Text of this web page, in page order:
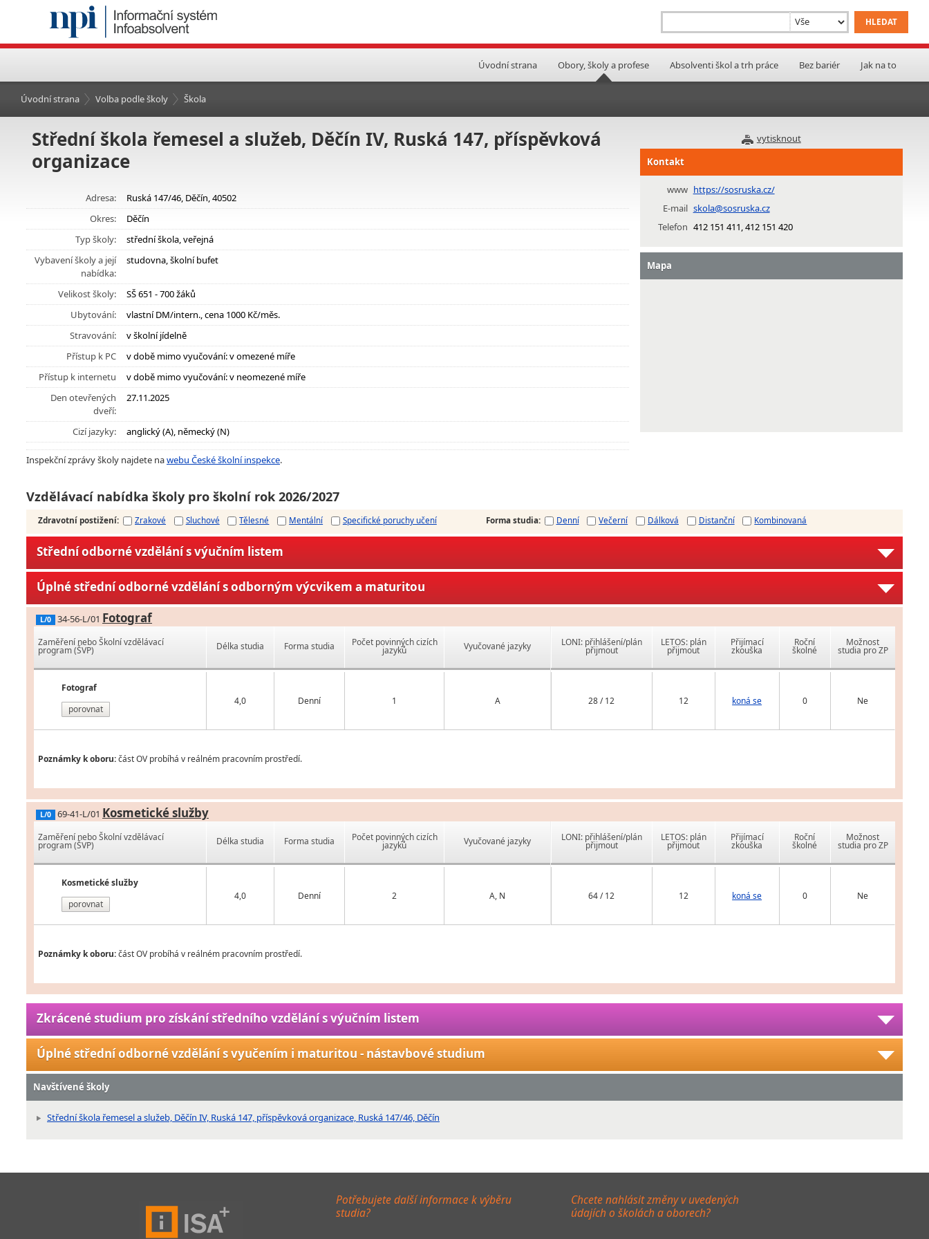
Úvodní strana Obory, školy a profese Absolventi škol a trh práce Bez bariér Jak na to
Úvodní strana Volba podle školy Škola
vytisknout
Střední škola řemesel a služeb, Děčín IV, Ruská 147, příspěvková
organizace
Adresa:
Ruská 147/46, Děčín, 40502
Okres:
Děčín
Typ školy:
střední škola, veřejná
Vybavení školy a její
nabídka:
studovna, školní bufet
Velikost školy:
SŠ 651 - 700 žáků
Ubytování:
vlastní DM/intern., cena 1000 Kč/měs.
Stravování:
v školní jídelně
Přístup k PC
v době mimo vyučování: v omezené míře
Přístup k internetu
v době mimo vyučování: v neomezené míře
Den otevřených
dveří:
27.11.2025
Cizí jazyky: anglický (A), německý (N)
Inspekční zprávy školy najdete nawebu České školní inspekce.
Kontakt
www https://sosruska.cz/
E-mail skola@sosruska.cz
Telefon 412 151 411, 412 151 420
Mapa
Vzdělávací nabídka školy pro školní rok 2026/2027
Zdravotní postižení: Zrakové Sluchové Tělesné Mentální Specifické poruchy učení Forma studia: Denní Večerní Dálková Distanční Kombinovaná
Střední odborné vzdělání s výučním listem
Úplné střední odborné vzdělání s odborným výcvikem a maturitou
L/0 34-56-L/01 Fotograf
Zaměření nebo Školní vzdělávací
program (ŠVP)
Fotograf
porovnat
Délka studia Forma studia Počet povinných cizích
jazyků Vyučované jazyky
4,0 Denní 1 A
LONI: přihlášení/plán
přijmout
LETOS: plán
přijmout
Přijímací
zkouška
Roční
školné
Možnost
studia pro ZP
28 / 12 12 koná se 0 Ne
Poznámky k oboru:část OV probíhá v reálném pracovním prostředí.
L/0 69-41-L/01 Kosmetické služby
Zaměření nebo Školní vzdělávací
program (ŠVP)
Kosmetické služby
porovnat
Délka studia Forma studia Počet povinných cizích
jazyků Vyučované jazyky
4,0 Denní 2 A, N
LONI: přihlášení/plán
přijmout
LETOS: plán
přijmout
Přijímací
zkouška
Roční
školné
Možnost
studia pro ZP
64 / 12 12 koná se 0 Ne
Poznámky k oboru:část OV probíhá v reálném pracovním prostředí.
Zkrácené studium pro získání středního vzdělání s výučním listem
Úplné střední odborné vzdělání s vyučením i maturitou - nástavbové studium
Navštívené školy
Střední škola řemesel a služeb, Děčín IV, Ruská 147, příspěvková organizace, Ruská 147/46, Děčín
Potřebujete další informace k výběru
studia?
Chcete nahlásit změny v uvedených
údajích o školách a oborech?